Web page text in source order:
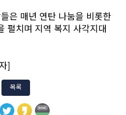
은 매년 연탄 나눔을 비롯한
펼치며 지역 복지 사각지대
]
목록